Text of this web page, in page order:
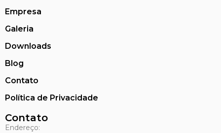
Empresa
Galeria
Downloads
Blog
Contato
Política de Privacidade
Contato
Endereço: